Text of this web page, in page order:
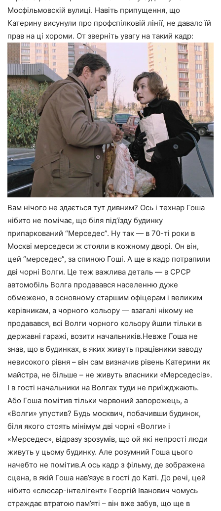
Мосфільмовскій вулиці. Навіть припущення, що
Катерину висунули про профспілковій лінії, не давало їй
прав на ці хороми. От зверніть увагу на такий кадр:
Вам нічого не здається тут дивним? Ось і технар Гоша
нібито не помічає, що біля під’їзду будинку
припаркований “Мерседес”. Ну так — в 70-ті роки в
Москві мерседеси ж стояли в кожному дворі. Он він,
цей “мерседес”, за спиною Гоші. А ще в кадр потрапили
дві чорні Волги. Це теж важлива деталь — в СРСР
автомобіль Волга продавався населенню дуже
обмежено, в основному старшим офіцерам і великим
керівникам, а чорного кольору — взагалі нікому не
продавався, всі Волги чорного кольору йшли тільки в
державні гаражі, возити начальників.Невже Гоша не
знав, що в будинках, в яких живуть працівники заводу
невисокого рівня – він сам визначив рівень Катерини як
майстра, не більше – не живуть власники «Мерседесів».
І в гості начальники на Волгах туди не приїжджають.
Або Гоша помітив тільки червоний запорожець, а
«Волги» упустив? Будь москвич, побачивши будинок,
біля якого стоять мінімум дві чорні «Волги» і
«Мерседес», відразу зрозумів, що ой які непрості люди
живуть у цьому будинку. Але розумний Гоша цього
начебто не помітив.А ось кадр з фільму, де зображена
сцена, в якій Гоша нав’язує в гості до Каті. До речі, цей
нібито «слюсар-інтелігент» Георгій Іванович чомусь
страждає втратою пам’яті – він вже забув, що ще в